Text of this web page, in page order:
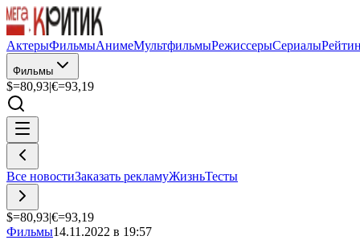
АктерыФильмыАнимеМультфильмыРежиссерыСериалы
Фильмы
$=80,93|€=93,19
Все новостиЗаказать рекламуЖизньТесты
$=80,93|€=93,19
Фильмы14.11.2022 в 19:57